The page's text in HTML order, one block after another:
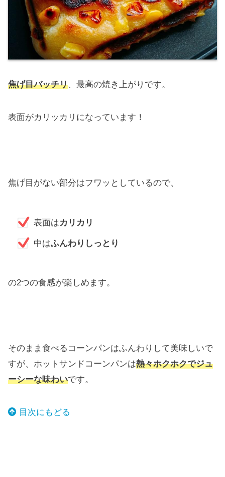
焦げ目バッチリ、最高の焼き上がりです。
表面がカリッカリになっています！
焦げ目がない部分はフワッとしているので、
表面はカリカリ
中はふんわりしっとり
の2つの食感が楽しめます。
そのまま食べるコーンパンはふんわりして美味しいで
すが、ホットサンドコーンパンは熱々ホクホクでジュ
ーシーな味わいです。
目次にもどる